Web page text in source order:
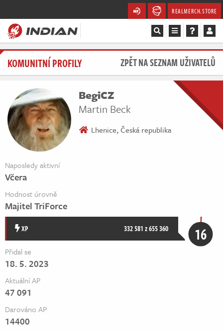
REALMERCH.STORE
Magazín
Videa
Soutěže
Databáze
Komunita
Redakce
Živě
KOMUNITNÍ PROFILY ZPĚT NA SEZNAM UŽIVATELŮ
BegiCZ
Martin Beck
Lhenice, Česká republika
Naposledy aktivní
Včera
Hodnost úrovně
Majitel TriForce
XP 332 581 z 655 360 16
Přidal se
18. 5. 2023
Aktuální AP
47 091
Darováno AP
14400